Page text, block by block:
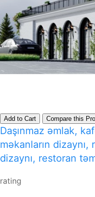
Add to Cart Compare this
Daşınmaz əmlak,
məkanların
dizaynı, restoran
rating